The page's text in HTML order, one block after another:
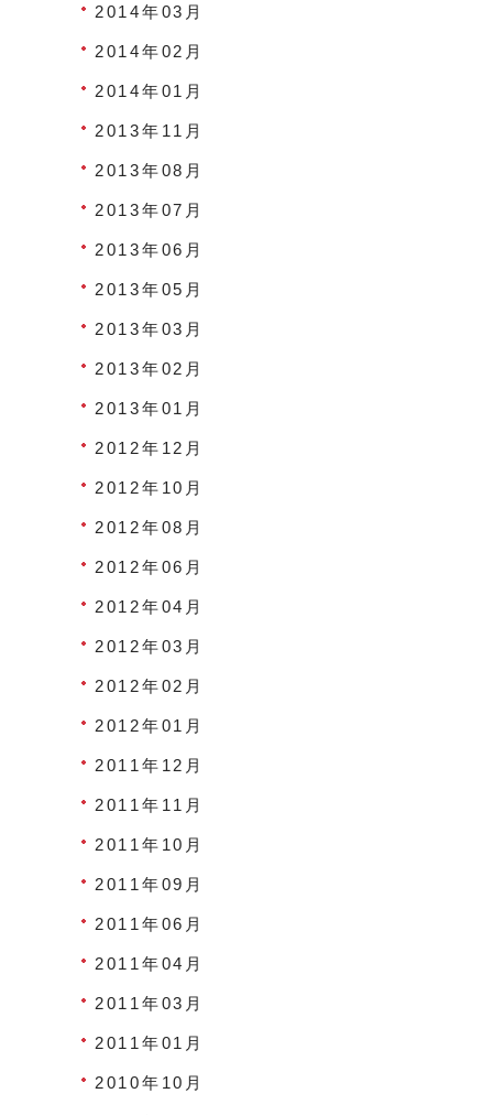
2014年03月
2014年02月
2014年01月
2013年11月
2013年08月
2013年07月
2013年06月
2013年05月
2013年03月
2013年02月
2013年01月
2012年12月
2012年10月
2012年08月
2012年06月
2012年04月
2012年03月
2012年02月
2012年01月
2011年12月
2011年11月
2011年10月
2011年09月
2011年06月
2011年04月
2011年03月
2011年01月
2010年10月